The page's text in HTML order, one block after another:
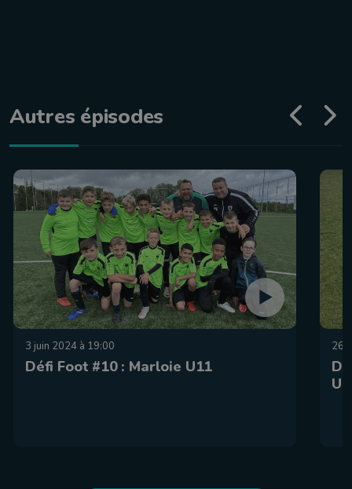
Autres épisodes
3 juin 2024 à 19:00
Défi Foot #10 : Marloie U11
26